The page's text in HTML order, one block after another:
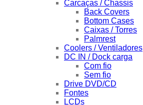
Carcaças / Chassis
Back Covers
Bottom Cases
Caixas / Torres
Palmrest
Coolers / Ventiladores
DC IN / Dock carga
Com fio
Sem fio
Drive DVD/CD
Fontes
LCDs